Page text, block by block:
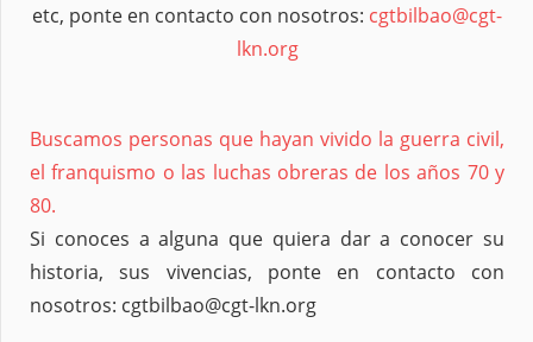
etc, ponte en contacto con nosotros: cgtbilbao@cgt-
lkn.org
Buscamos personas que hayan vivido la guerra civil,
el franquismo o las luchas obreras de los años 70 y
80.
Si conoces a alguna que quiera dar a conocer su
historia, sus vivencias, ponte en contacto con
nosotros: cgtbilbao@cgt-lkn.org